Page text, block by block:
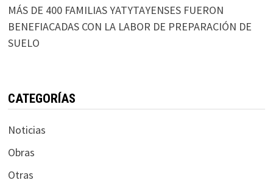
MÁS DE 400 FAMILIAS YATYTAYENSES FUERON
BENEFIACADAS CON LA LABOR DE PREPARACIÓN DE
SUELO
CATEGORÍAS
Noticias
Obras
Otras